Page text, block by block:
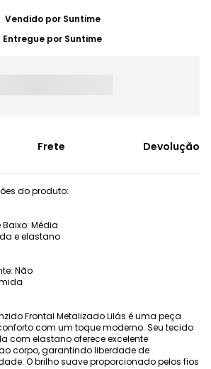
Vendido por Suntime
Entregue por Suntime
Frete Devolução
do produto:
Média
e elastano
Não
Frontal Metalizado Lilás é uma peça
com um toque moderno. Seu tecido
com elastano oferece excelente
corpo, garantindo liberdade de
O brilho suave proporcionado pelos fios